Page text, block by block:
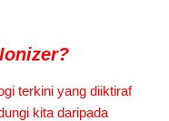
Ionizer?
terkini yang diiktiraf
kita daripada